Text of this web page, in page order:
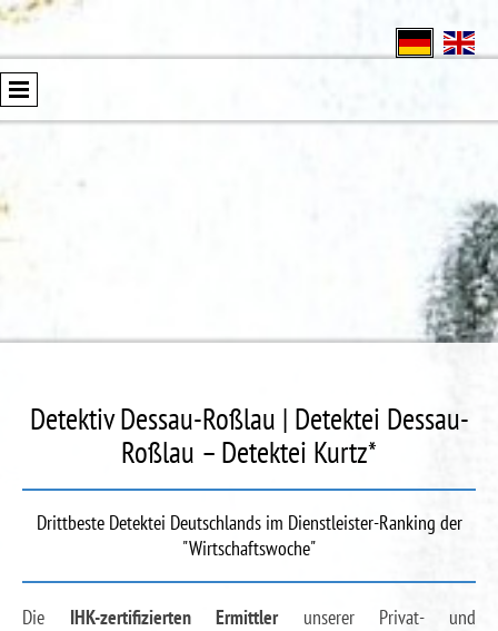
Detektiv Dessau-Roßlau | Detektei Dessau-
Roßlau – Detektei Kurtz*
Drittbeste Detektei Deutschlands im Dienstleister-Ranking der
"Wirtschaftswoche"
Die IHK-zertifizierten Ermittlerunserer Privat- und